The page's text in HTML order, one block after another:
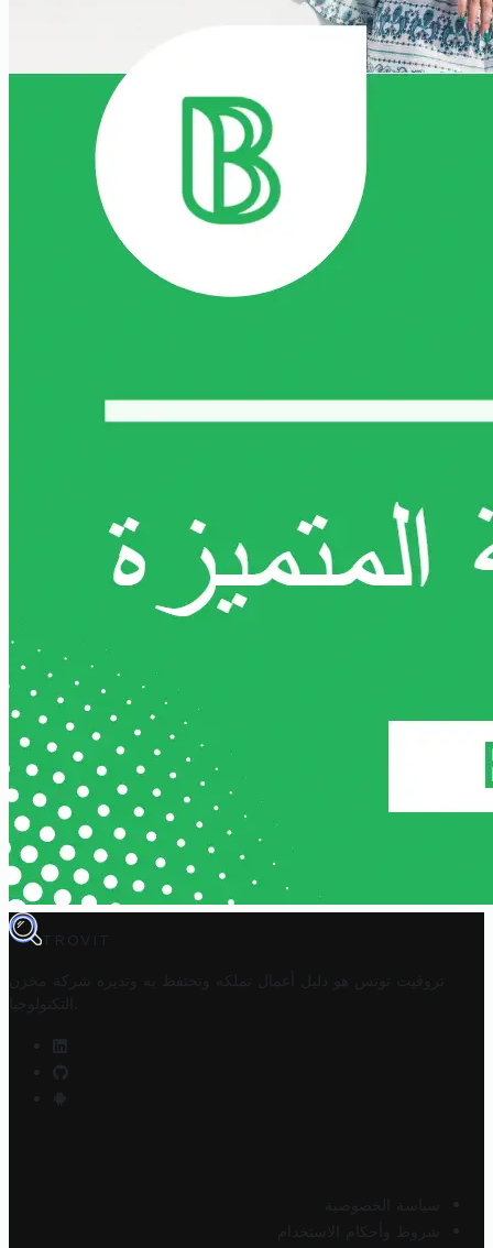
TROVIT
تروفيت تونس هو دليل أعمال تملكه وتحتفظ به وتديره
شركة مخزن
التكنولوجيا
سياسة الخصوصية
شروط وأحكام الاستخدام